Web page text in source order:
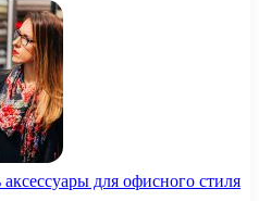
для офисного стиля